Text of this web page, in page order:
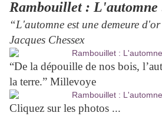
Rambouillet :
“L'automne est une demeure
Jacques Chessex
“De la dépouille de nos bois,
la terre.” Millevoye
Cliquez sur les photos ...